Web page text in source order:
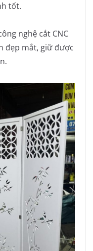
tốt.
nghệ cắt CNC
đẹp mắt, giữ được